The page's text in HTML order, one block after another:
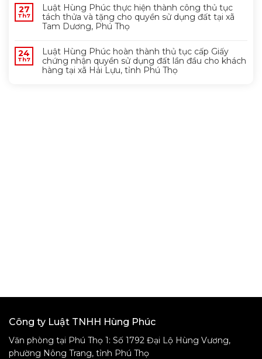
27
Th7
Luật Hùng Phúc thực hiện thành công thủ tục
tách thửa và tặng cho quyền sử dụng đất tại xã
Tam Dương, Phú Thọ
24
Th7
Luật Hùng Phúc hoàn thành thủ tục cấp Giấy
chứng nhận quyền sử dụng đất lần đầu cho khách
hàng tại xã Hải Lựu, tỉnh Phú Thọ
Công ty Luật TNHH Hùng Phúc
Văn phòng tại Phú Thọ 1: Số 1792 Đại Lộ Hùng Vương,
phường Nông Trang, tỉnh Phú Thọ